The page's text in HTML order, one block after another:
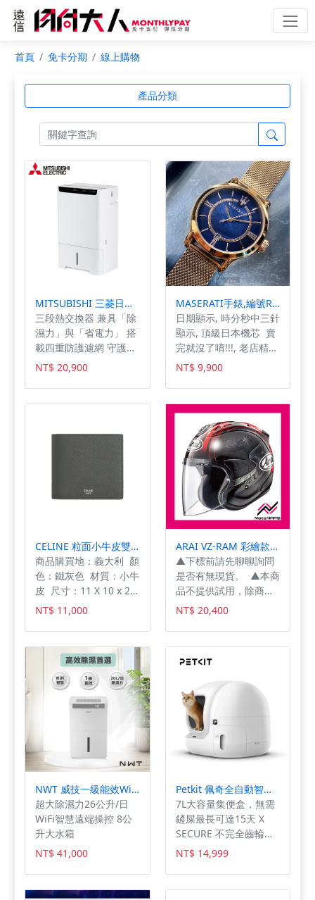
首頁 免卡分期 線上購物
產品分類
MITSUBISHI 三菱日製15.2L 空氣清淨變頻除濕機 MJ-EV150JX-TW -
三段熱交換器 兼具「除
濕力」與「省電力」 搭
載四重防護濾網 守護室
内空氣好品質 多種貼心
設計，使用起來更舒適
便利
NT$ 20,900
MASERATI手錶,編號R8853118503,34mm玫瑰金錶殼,玫瑰金色錶帶款
日期顯示, 時分秒中三針
顯示, 頂級日本機芯 賣
完就沒了唷!!!, 老店精
選，售後有保障,這顏色
搭配簡直作弊阿📝🤥,
示範什麼叫做微時尚💎
💎 💎 ,我真的愛上了!!!
😍😍😍,快來搶!!!聽說
快賣光了唷🈚🈚🈚😯
😯
NT$ 9,900
CELINE 粒面小牛皮雙折錢包 鐵灰色 10B653BEN.08BG
商品購買地：義大利 顏
色：鐵灰色 材質：小牛
皮 尺寸：11 X 10 x 2.5
CM 商品功能：卡層
x8，鈔票層x2
NT$ 11,000
ARAI VZ-RAM 彩繪款 黑地圖 Harada Tour Black 3/4安全帽 公司貨 紅地圖
▲下標前請先聊聊詢問
是否有無現貨。 ▲本商
品不提供試用，除商品
本身有瑕疵可辦理退換
貨。本商品一經使用(包
含試用)或損毀，或未遵
守使用注意事項導致損
壞將會影響退貨權限，
本公司有權利不接受已
毀損或經試戴過之商品
退換貨。 ▲台灣總代
理，保證公司貨。購買
後，憑發票可到台灣納
普司新北店，於合理範
色] Harada Tour Black
[尺寸]54/55-56/57-
58/59-60/61-62 ・採
用與全罩安全帽相同的
VAS鏡片系統，不管在
安全性還是舒適性上都
大幅提升。 ・喜歡外掛
NT$ 20,400
NWT 威技一級能效WiFi智能26L除濕機WDH-26ED
超大除濕力26公升/日
WiFi智慧遠端操控 8公
升大水箱
NT$ 41,000
Petkit 佩奇全自動智能貓砂機MAX2 (標準版)
7L大容量集便盒，無需
鏟屎最長可達15天 X
SECURE 不完全齒輪設
計，艙口始終保持開
放，杜絕卡貓風險 76L
舒適大空間再升級，多
貓家庭首選，氣派大艙
NT$ 14,999